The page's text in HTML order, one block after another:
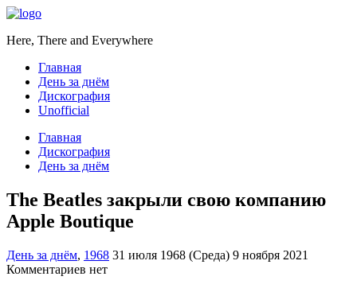
Here, There and Everywhere
Главная
День за днём
Дискография
Unofficial
Главная
Дискография
День за днём
The Beatles закрыли свою компанию
Apple Boutique
День за днём, 1968 31 июля 1968 (Среда) 9 ноября 2021
Комментариев нет